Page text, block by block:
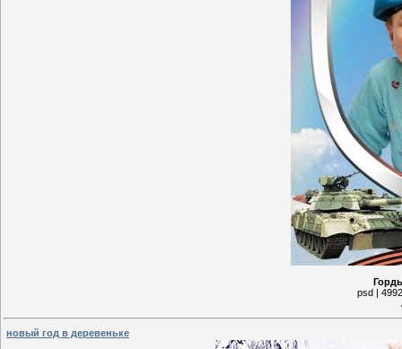
psd |
новый год в деревеньке